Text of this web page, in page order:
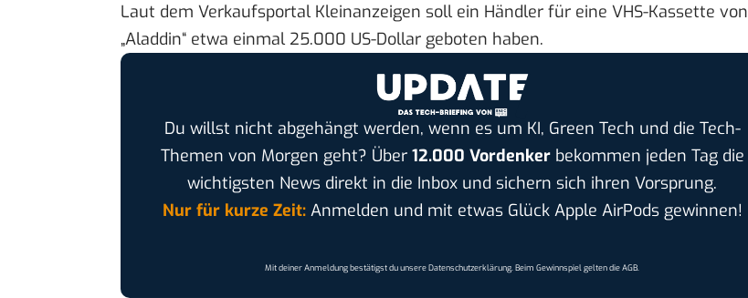
Laut dem Verkaufsportal Kleinanzeigen soll ein Händler für eine VHS-Kassette von
„Aladdin“ etwa einmal 25.000 US-Dollar geboten haben.
Du willst nicht abgehängt werden, wenn es um KI, Green Tech und die Tech-
Themen von Morgen geht? Über 12.000 Vordenkerbekommen jeden Tag die
wichtigsten News direkt in die Inbox und sichern sich ihren Vorsprung.
Nur für kurze Zeit:Anmelden und mit etwas Glück Apple AirPods gewinnen!
Mit deiner Anmeldung bestätigst du unsereDatenschutzerklärung. Beim Gewinnspiel gelten dieAGB.